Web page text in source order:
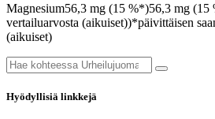
Magnesium56,3 mg (15 %*)56,3 mg (15
vertailuarvosta (aikuiset))*päivittäisen
(aikuiset)
Hyödyllisiä linkkejä